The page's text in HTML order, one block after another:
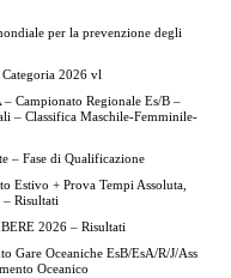
per la prevenzione degli
2026 vl
Campionato Regionale Es/B –
– Classifica Maschile-Femminile-
– Fase di Qualificazione
Estivo + Prova Tempi Assoluta,
– Risultati
2026 – Risultati
Gare Oceaniche EsB/EsA/R/J/Ass
Oceanico